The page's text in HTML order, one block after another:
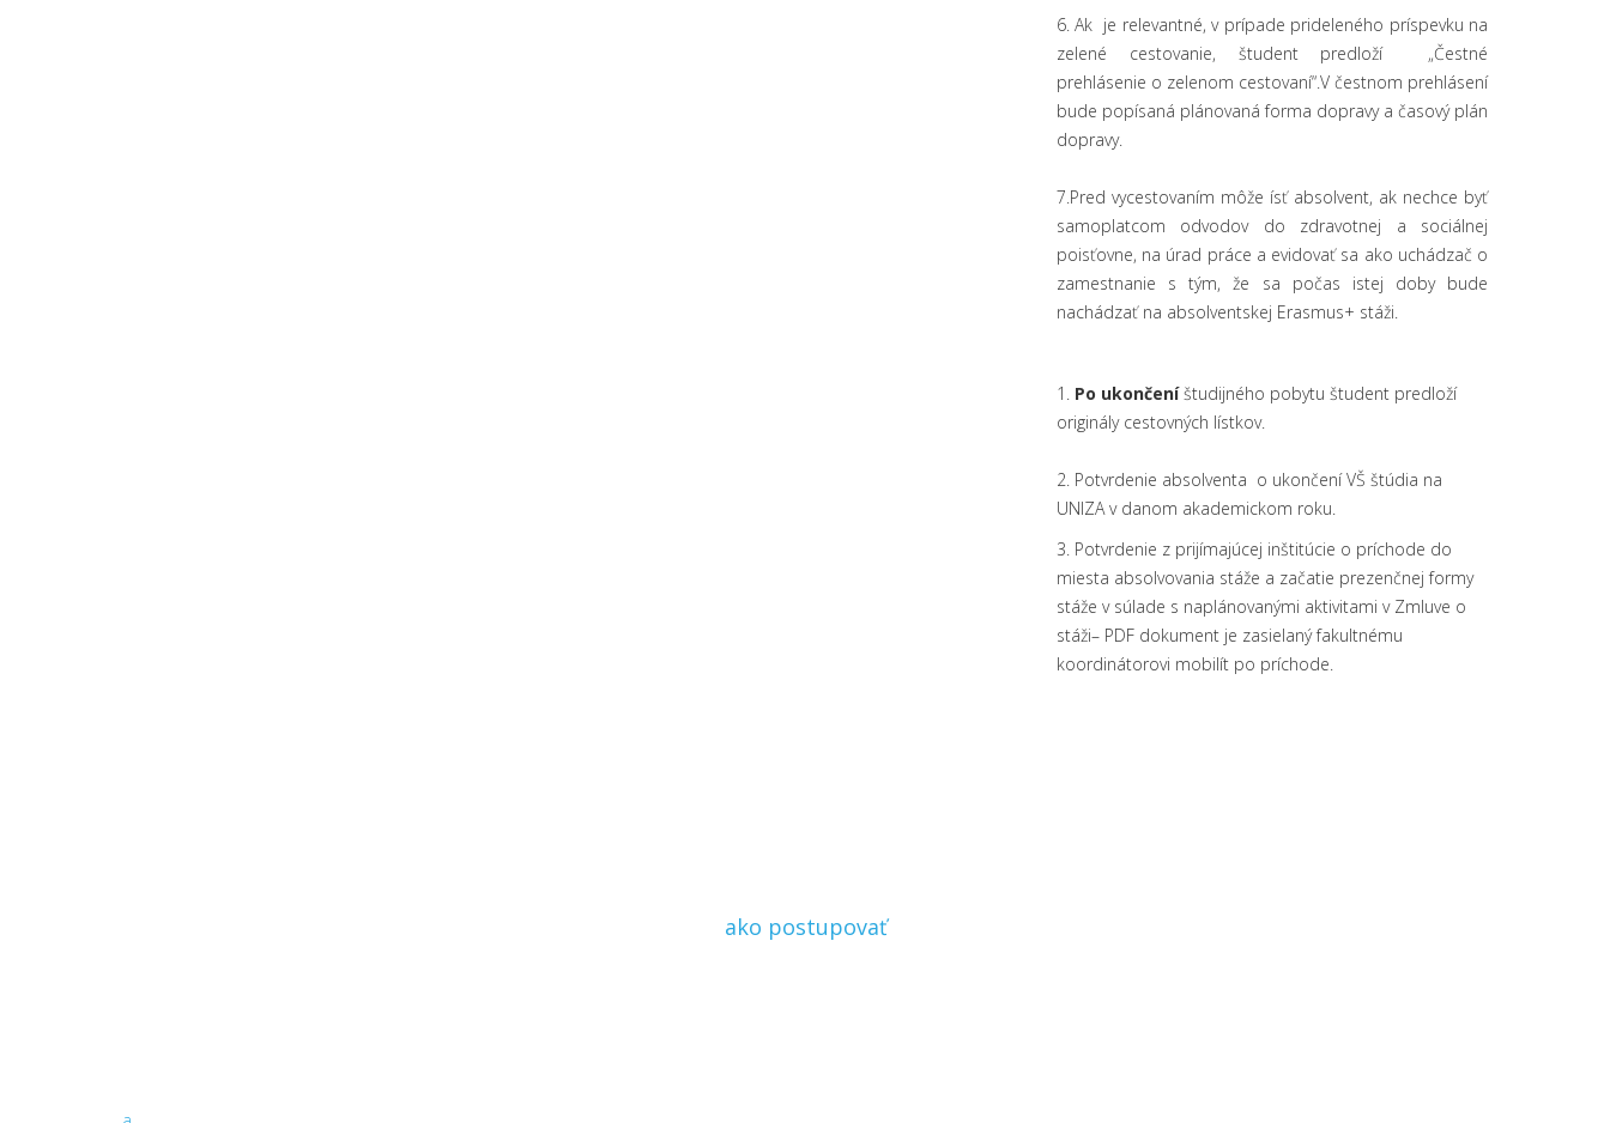
6. Ak je relevantné, v prípade prideleného príspevku na
zelené cestovanie, študent predloží „Čestné
prehlásenie o zelenom cestovaní“.V čestnom prehlásení
bude popísaná plánovaná forma dopravy a časový plán
dopravy.
7.Pred vycestovaním môže ísť absolvent, ak nechce byť
samoplatcom odvodov do zdravotnej a sociálnej
poisťovne, na úrad práce a evidovať sa ako uchádzač o
zamestnanie s tým, že sa počas istej doby bude
nachádzať na absolventskej Erasmus+ stáži.
1. Po ukončeníštudijného pobytu študent predloží
originály cestovných lístkov.
2. Potvrdenie absolventa o ukončení VŠ štúdia na
UNIZA v danom akademickom roku.
3. Potvrdenie z prijímajúcej inštitúcie o príchode do
miesta absolvovania stáže a začatie prezenčnej formy
stáže v súlade s naplánovanými aktivitami v Zmluve o
stáži– PDF dokument je zasielaný fakultnému
koordinátorovi mobilít po príchode.
ako postupovať